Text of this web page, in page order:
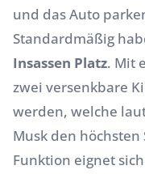
und das Auto
Standardmäßig
Insassen Platz. Mit
zwei versenkbare
werden, welche
Musk den
Funktion eignet